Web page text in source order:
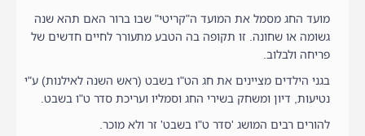
מועד החג מסמל את המועד ה"קריטי" שבו ברור האם תהא שנה
גשומה או שחונה. זו תקופה בה הטבע מתעורר לחיים חדשים של
פריחה ולבלוב.
בגני הילדים מציינים את חג הט"ו בשבט (ראש השנה לאילנות) ע"י
נטיעות, דיון ומשחק בשירי החג וסמליו ועריכת סדר ט"ו בשבט.
להורים רבים המושג 'סדר ט"ו בשבט' זר ולא מוכר.